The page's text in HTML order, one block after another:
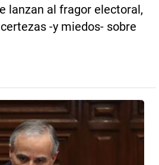
lanzan al fragor electoral,
-y miedos- sobre